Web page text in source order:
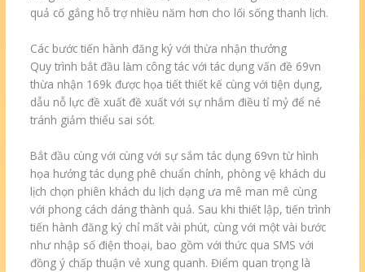
quả cố gắng hỗ trợ nhiều năm hơn cho lối sống thanh lịch.
Các bước tiến hành đăng ký với thừa nhận thưởng
Quy trình bắt đầu làm công tác với tác dụng vấn đề 69vn
thừa nhận 169k được họa tiết thiết kế cùng với tiện dụng,
dẫu nỗ lực đề xuất đề xuất với sự nhắm điều tỉ mỷ để né
tránh giảm thiểu sai sót.
Bắt đầu cùng với cùng với sự sắm tác dụng 69vn từ hình
họa hưởng tác dụng phê chuẩn chỉnh, phòng vệ khách du
lịch chọn phiên khách du lịch dạng ưa mê man mê cùng
với phong cách dáng thành quả. Sau khi thiết lập, tiến trình
tiến hành đăng ký chỉ mất vài phút, cùng với một vài bước
như nhập số điện thoại, bao gồm với thức qua SMS với
đồng ý chấp thuận vẻ xung quanh. Điểm quan trọng là